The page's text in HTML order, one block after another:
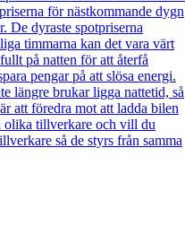
för nästkommande dygn
De dyraste spotpriserna
timmarna kan det vara värt
på natten för att återfå
pengar på att slösa energi.
längre brukar ligga nattetid, så
att föredra mot att ladda bilen
olika tillverkare och vill du
så de styrs från samma